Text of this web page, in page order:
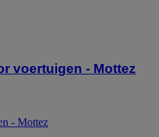
voertuigen - Mottez
- Mottez